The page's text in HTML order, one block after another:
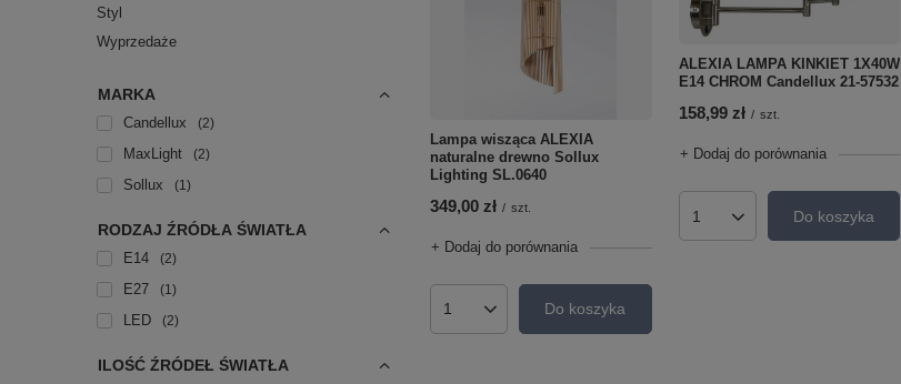
Styl
Wyprzedaże
MARKA
Candellux 2
MaxLight 2
Sollux 1
RODZAJ ŹRÓDŁA ŚWIATŁA
E14 2
E27 1
LED 2
ILOŚĆ ŹRÓDEŁ ŚWIATŁA
Lampa wisząca ALEXIA
naturalne drewno Sollux
Lighting SL.0640
349,00 zł / szt.
+ Dodaj do porównania
Ilość produktówDo koszyka
ALEXIA LAMPA KINKIET 1X40W
E14 CHROM Candellux 21-57532
158,99 zł / szt.
+ Dodaj do porównania
Ilość produktówDo koszyka